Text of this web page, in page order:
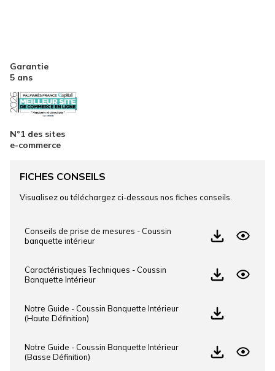
Garantie
5 ans
N°1 des sites
e-commerce
FICHES CONSEILS
Visualisez ou téléchargez ci-dessous nos fiches conseils.
Conseils de prise de mesures - Coussin
banquette intérieur
Caractéristiques Techniques - Coussin
Banquette Intérieur
Notre Guide - Coussin Banquette Intérieur
(Haute Définition)
Notre Guide - Coussin Banquette Intérieur
(Basse Définition)